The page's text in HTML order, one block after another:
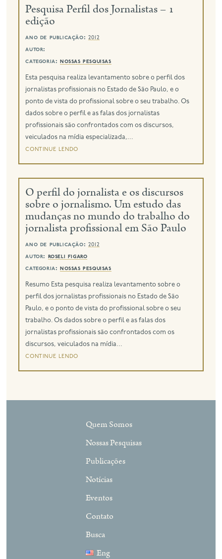
Pesquisa Perfil dos Jornalistas – 1
edição
ano de publicação: 2012
autor:
categoria: nossas pesquisas
Esta pesquisa realiza levantamento sobre o perfil dos
jornalistas profissionais no Estado de São Paulo, e o
ponto de vista do profissional sobre o seu trabalho. Os
dados sobre o perfil e as falas dos jornalistas
profissionais são confrontados com os discursos,
veiculados na mídia especializada,...
continue lendo
O perfil do jornalista e os discursos
sobre o jornalismo. Um estudo das
mudanças no mundo do trabalho do
jornalista profissional em São Paulo
ano de publicação: 2012
autor: roseli figaro
categoria: nossas pesquisas
Resumo Esta pesquisa realiza levantamento sobre o
perfil dos jornalistas profissionais no Estado de São
Paulo, e o ponto de vista do profissional sobre o seu
trabalho. Os dados sobre o perfil e as falas dos
jornalistas profissionais são confrontados com os
discursos, veiculados na mídia...
continue lendo
Quem Somos
Nossas Pesquisas
Publicações
Notícias
Eventos
Contato
Busca
Eng